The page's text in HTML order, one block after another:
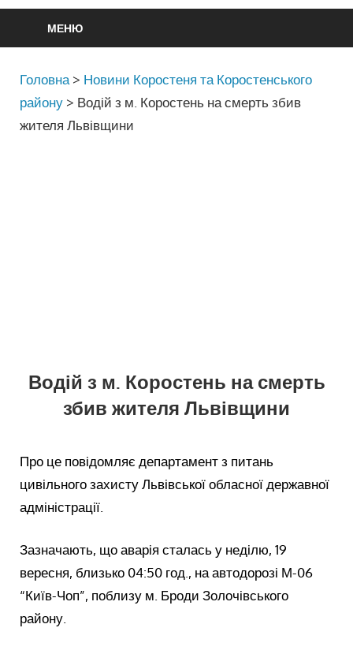
МЕНЮ
Головна > Новини Коростеня та Коростенського
району > Водій з м. Коростень на смерть збив
жителя Львівщини
Водій з м. Коростень на смерть
збив жителя Львівщини
Про це повідомляє департамент з питань
цивільного захисту Львівської обласної державної
адміністрації.
Зазначають, що аварія сталась у неділю, 19
вересня, близько 04:50 год., на автодорозі М-06
“Київ-Чоп”, поблизу м. Броди Золочівського
району.